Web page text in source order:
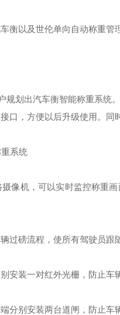
衡以及世伦单向自动称重管
规划出汽车衡智能称重系统
口，方便以后升级使用。同
像机，可以实时监控称重
过磅流程，使所有驾驶员跟
安装一对红外光栅，防止车
分别安装两台道闸，防止